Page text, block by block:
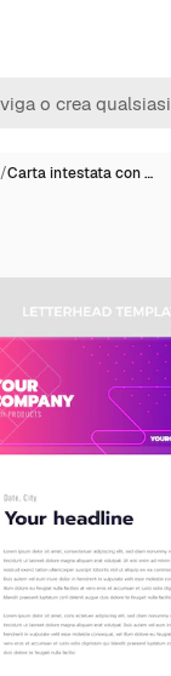
/Carta intestata con …